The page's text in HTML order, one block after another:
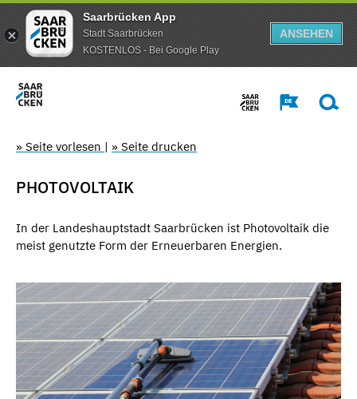
Saarbrücken App
Stadt Saarbrücken
KOSTENLOS - Bei Google Play
ANSEHEN
» Seite vorlesen | » Seite drucken
PHOTOVOLTAIK
In der Landeshauptstadt Saarbrücken ist Photovoltaik die
meist genutzte Form der Erneuerbaren Energien.